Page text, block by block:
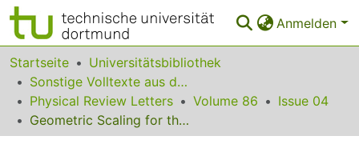
Anmelden
Bereiche & Sammlungen
Das gesamte Repositorium
Statistiken
Startseite
Universitätsbibliothek
Sonstige Volltexte aus dem Bibliotheksangebot
Physical Review Letters
Volume 86
Issue 04
Geometric Scaling for the Total gamma*p Cross Section in the Low x Region